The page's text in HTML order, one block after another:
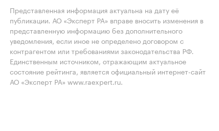
Представленная информация актуальна на дату её
публикации. АО «Эксперт РА» вправе вносить изменения в
представленную информацию без дополнительного
уведомления, если иное не определено договором с
контрагентом или требованиями законодательства РФ.
Единственным источником, отражающим актуальное
состояние рейтинга, является официальный интернет-сайт
АО «Эксперт РА» www.raexpert.ru.